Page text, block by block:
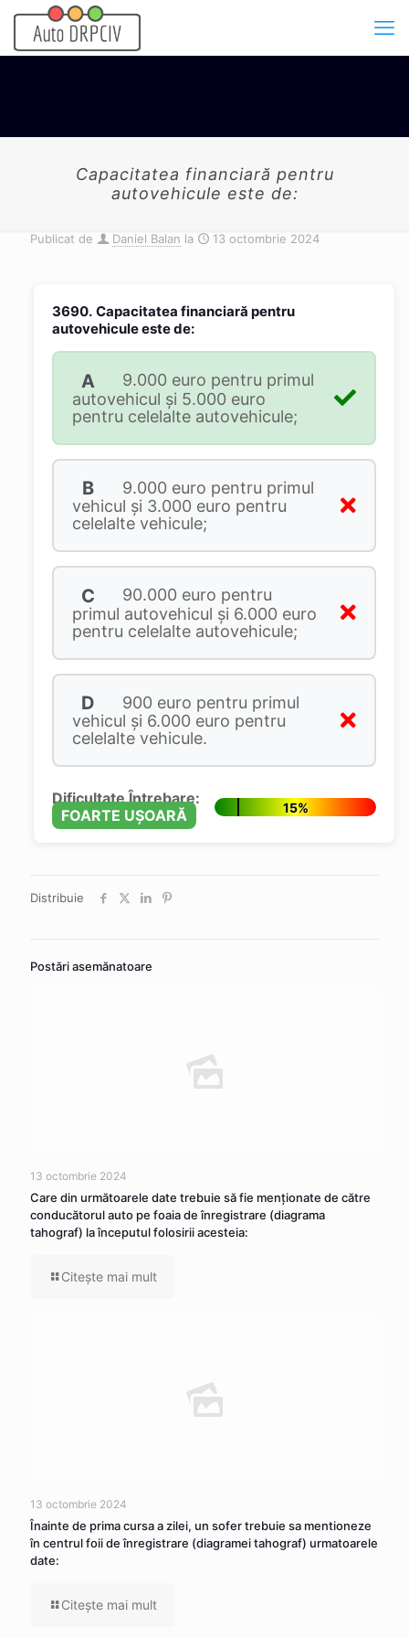
Capacitatea financiară pentru
autovehicule este de:
Publicat de Daniel Balan la 13 octombrie 2024
3690. Capacitatea financiară pentru
autovehicule este de:
A
9.000 euro pentru primul
autovehicul şi 5.000 euro
pentru celelalte autovehicule;
B
9.000 euro pentru primul
vehicul şi 3.000 euro pentru
celelalte vehicule;
C
90.000 euro pentru
primul autovehicul şi 6.000 euro
pentru celelalte autovehicule;
D
900 euro pentru primul
vehicul şi 6.000 euro pentru
celelalte vehicule.
Dificultate Întrebare:
FOARTE UȘOARĂ
15%
Distribuie
Postări asemănatoare
13 octombrie 2024
Care din următoarele date trebuie să fie menționate de către
conducătorul auto pe foaia de înregistrare (diagrama
tahograf) la începutul folosirii acesteia:
Citeşte mai mult
13 octombrie 2024
Înainte de prima cursa a zilei, un sofer trebuie sa mentioneze
în centrul foii de înregistrare (diagramei tahograf) urmatoarele
date:
Citeşte mai mult